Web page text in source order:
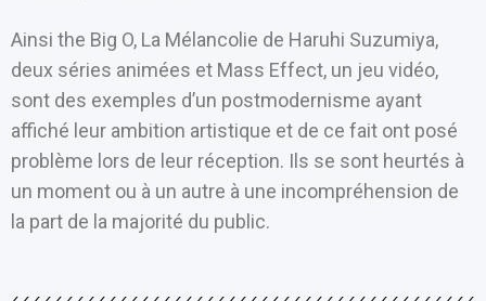
Ainsi the Big O, La Mélancolie de Haruhi Suzumiya,
deux séries animées et Mass Effect, un jeu vidéo,
sont des exemples d’un postmodernisme ayant
affiché leur ambition artistique et de ce fait ont posé
problème lors de leur réception. Ils se sont heurtés à
un moment ou à un autre à une incompréhension de
la part de la majorité du public.